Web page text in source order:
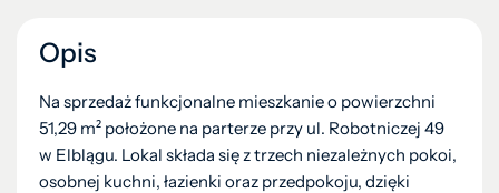
Opis
Na sprzedaż funkcjonalne mieszkanie o powierzchni
51,29 m² położone na parterze przy ul. Robotniczej 49
w Elblągu. Lokal składa się z trzech niezależnych pokoi,
osobnej kuchni, łazienki oraz przedpokoju, dzięki